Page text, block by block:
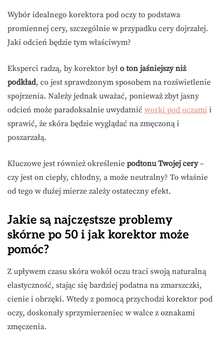
Wybór idealnego korektora pod oczy to podstawa
promiennej cery, szczególnie w przypadku cery dojrzałej.
Jaki odcień będzie tym właściwym?
Eksperci radzą, by korektor był o ton jaśniejszy niż
podkład, co jest sprawdzonym sposobem na rozświetlenie
spojrzenia. Należy jednak uważać, ponieważ zbyt jasny
odcień może paradoksalnie uwydatnić worki pod oczami i
sprawić, że skóra będzie wyglądać na zmęczoną i
poszarzałą.
Kluczowe jest również określenie podtonu Twojej cery–
czy jest on ciepły, chłodny, a może neutralny? To właśnie
od tego w dużej mierze zależy ostateczny efekt.
Jakie są najczęstsze problemy
skórne po 50 i jak korektor może
pomóc?
Z upływem czasu skóra wokół oczu traci swoją naturalną
elastyczność, stając się bardziej podatna na zmarszczki,
cienie i obrzęki. Wtedy z pomocą przychodzi korektor pod
oczy, doskonały sprzymierzeniec w walce z oznakami
zmęczenia.